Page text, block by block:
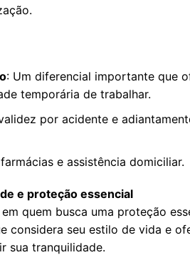
: Um diferencial importante que
temporária de trabalhar.
por acidente e
e assistência domiciliar.
e proteção essencial
quem busca uma proteção
considera seu estilo de vida e
sua tranquilidade.